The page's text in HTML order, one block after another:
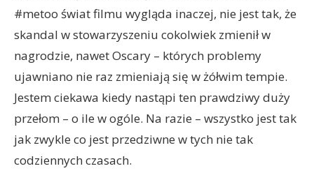
#metoo świat filmu wygląda inaczej, nie jest tak, że
skandal w stowarzyszeniu cokolwiek zmienił w
nagrodzie, nawet Oscary – których problemy
ujawniano nie raz zmieniają się w żółwim tempie.
Jestem ciekawa kiedy nastąpi ten prawdziwy duży
przełom – o ile w ogóle. Na razie – wszystko jest tak
jak zwykle co jest przedziwne w tych nie tak
codziennych czasach.